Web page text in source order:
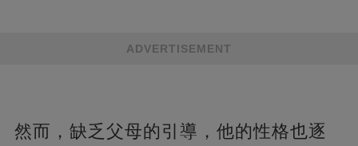
ADVERTISEMENT
然而，缺乏父母的引導，他的性格也逐